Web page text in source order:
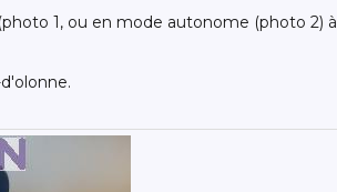
1, ou en mode autonome (photo 2) à